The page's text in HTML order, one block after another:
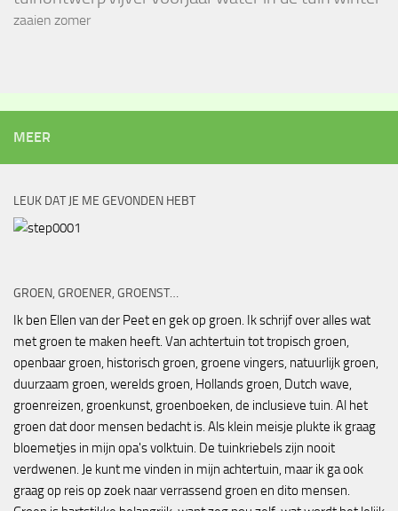
zaaien zomer
MEER
LEUK DAT JE ME GEVONDEN HEBT
GROEN, GROENER, GROENST…
Ik ben Ellen van der Peet en gek op groen. Ik schrijf over alles wat
met groen te maken heeft. Van achtertuin tot tropisch groen,
openbaar groen, historisch groen, groene vingers, natuurlijk groen,
duurzaam groen, werelds groen, Hollands groen, Dutch wave,
groenreizen, groenkunst, groenboeken, de inclusieve tuin. Al het
groen dat door mensen bedacht is. Als klein meisje plukte ik graag
bloemetjes in mijn opa's volktuin. De tuinkriebels zijn nooit
verdwenen. Je kunt me vinden in mijn achtertuin, maar ik ga ook
graag op reis op zoek naar verrassend groen en dito mensen.